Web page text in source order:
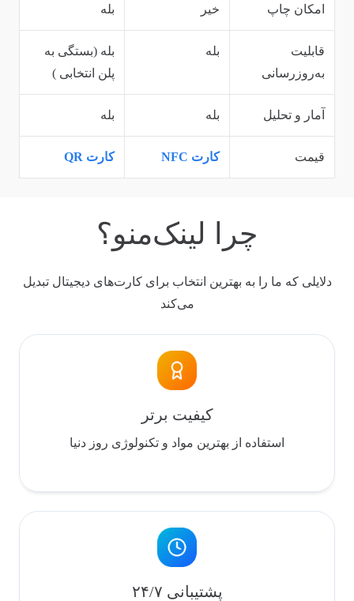
امکان چاپ خیر بله
قابلیت
به‌روزرسانی
بله
بله (بستگی به
پلن انتخابی )
آمار و تحلیل بله بله
قیمت کارت NFC کارت QR
چرا لینک‌منو؟
دلایلی که ما را به بهترین انتخاب برای کارت‌های دیجیتال تبدیل
می‌کند
کیفیت برتر
استفاده از بهترین مواد و تکنولوژی روز دنیا
پشتیبانی ۲۴/۷